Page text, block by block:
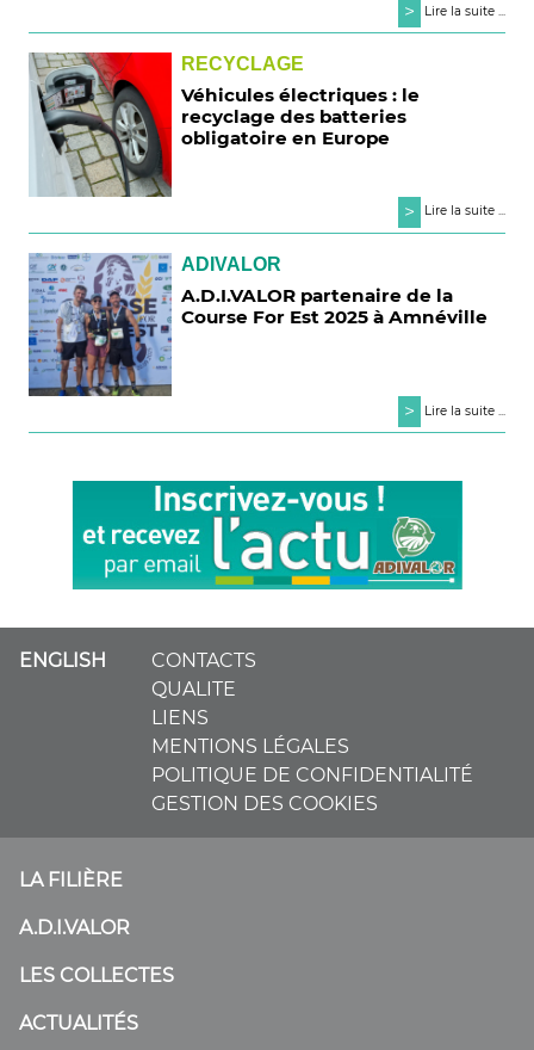
> Lire la suite ...
RECYCLAGE
Véhicules électriques : le
recyclage des batteries
obligatoire en Europe
> Lire la suite ...
ADIVALOR
A.D.I.VALOR partenaire de la
Course For Est 2025 à Amnéville
> Lire la suite ...
ENGLISH
CONTACTS
QUALITE
LIENS
MENTIONS LÉGALES
POLITIQUE DE CONFIDENTIALITÉ
GESTION DES COOKIES
LA FILIÈRE
A.D.I.VALOR
LES COLLECTES
ACTUALITÉS